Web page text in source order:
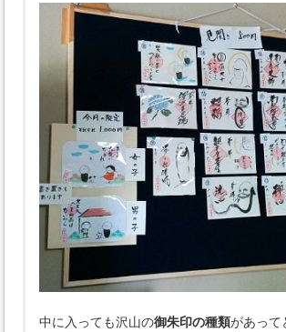
中に入っても沢山の御朱印の種類があって